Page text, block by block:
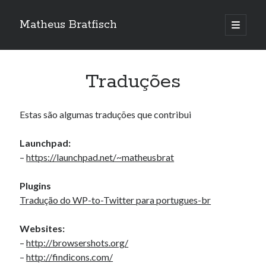
Matheus Bratfisch
abrir
o
Barra
agosto 2026
S T Q
1 2
10 11 12 13 14 15 16
24 25
31
Traduções
Estas são algumas traduções que contribui
Launchpad:
–https://launchpad.net/~matheusbrat
Plugins
Tradução do WP-to-Twitter para portugues-br
Websites:
–http://browsershots.org/
–http://findicons.com/